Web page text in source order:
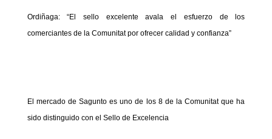
Ordiñaga: “El sello excelente avala el esfuerzo de los
comerciantes de la Comunitat por ofrecer calidad y confianza”
El mercado de Sagunto es uno de los 8 de la Comunitat que ha
sido distinguido con el Sello de Excelencia